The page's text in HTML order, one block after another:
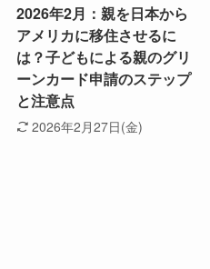
2026年2月：親を日本から
アメリカに移住させるに
は？子どもによる親のグリ
ーンカード申請のステップ
と注意点
2026年2月27日(金)